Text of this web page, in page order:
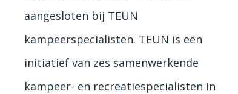
aangesloten bij TEUN
kampeerspecialisten. TEUN is een
initiatief van zes samenwerkende
kampeer- en recreatiespecialisten in